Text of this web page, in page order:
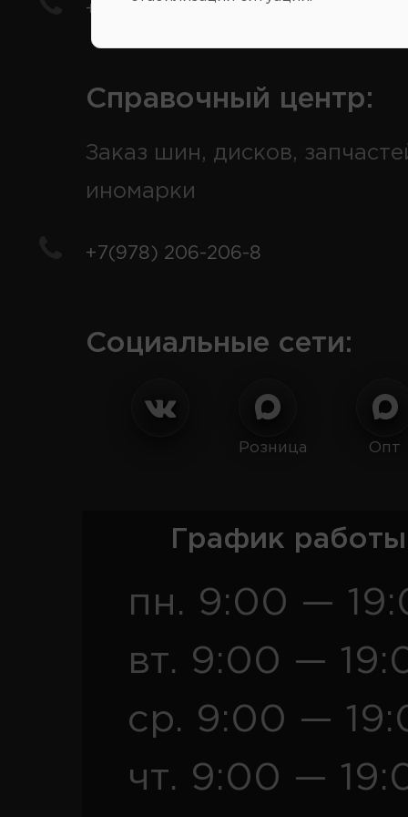
+7(978) 206-206-5
Справочный центр:
Заказ шин, дисков,
иномарки
+7(978) 206-206-8
Социальные сети:
Розница Опт
График
пн. 9:00 —
вт. 9:00 —
ср. 9:00 —
чт. 9:00 —